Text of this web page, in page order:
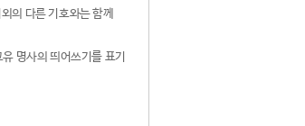
의 다른 기호와는 함께
명사의 띄어쓰기를 표기